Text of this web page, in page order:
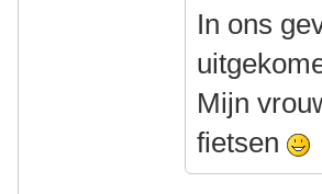
In ons
Mijn
fietsen